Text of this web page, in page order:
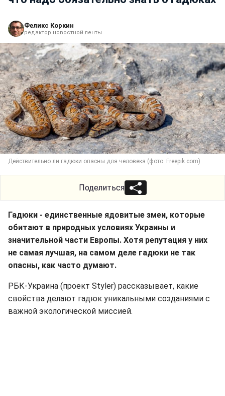
Феликс Коркин
редактор новостной ленты
Действительно ли гадюки опасны для человека (фото: Freepik.com)
Поделиться
Гадюки - единственные ядовитые змеи, которые
обитают в природных условиях Украины и
значительной части Европы. Хотя репутация у них
не самая лучшая, на самом деле гадюки не так
опасны, как часто думают.
РБК-Украина (проект Styler) рассказывает, какие
свойства делают гадюк уникальными созданиями с
важной экологической миссией.